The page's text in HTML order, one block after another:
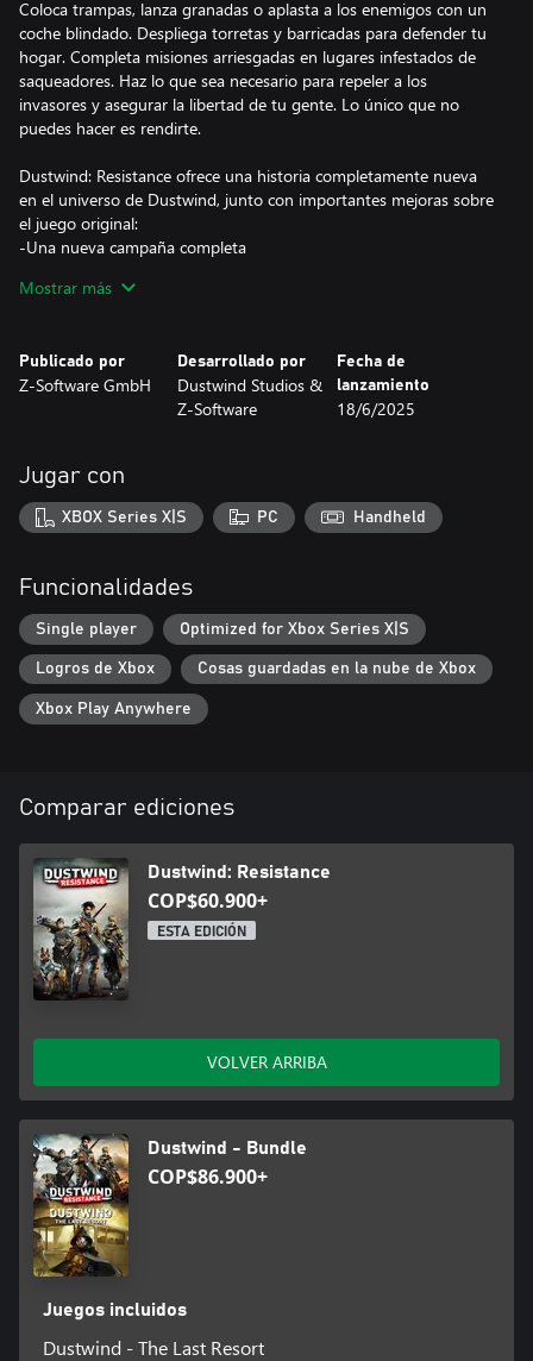
Coloca trampas, lanza granadas o aplasta a los enemigos con un
coche blindado. Despliega torretas y barricadas para defender tu
hogar. Completa misiones arriesgadas en lugares infestados de
saqueadores. Haz lo que sea necesario para repeler a los
invasores y asegurar la libertad de tu gente. Lo único que no
puedes hacer es rendirte.
Dustwind: Resistance ofrece una historia completamente nueva
en el universo de Dustwind, junto con importantes mejoras sobre
el juego original:
-Una nueva campaña completa
un solo jugador
-Actualizaciones del sistema de personajes
-Entornos más variados en la nueva campaña
-Numerosas armas únicas añadidas, además de un reequilibrio
-Muchas pequeñas mejoras (corrección de errores, ajustes de
calidad de vida y mejoras generales)
Jake solo era un granjero que intentaba vivir una vida tranquila,
supervivencia, libertad y justicia, él y su escuadrón deben usar
todas las armas y tácticas a su disposición para luchar y recuperar
su tierra natal.
Mostrar más
Publicado por
Z-Software GmbH
Desarrollado por
Dustwind Studios &
Z-Software
Fecha de
lanzamiento
18/6/2025
Jugar con
XBOX Series X|S PC Handheld
Funcionalidades
Single player Optimized for Xbox Series X|S
Logros de Xbox Cosas guardadas en la nube de Xbox
Xbox Play Anywhere
Comparar ediciones
Dustwind: Resistance
COP$60.900+
ESTA EDICIÓN
VOLVER ARRIBA
Dustwind - Bundle
COP$86.900+
Juegos incluidos
Dustwind - The Last Resort